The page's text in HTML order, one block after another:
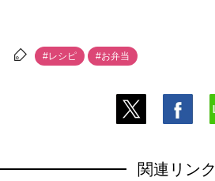
#レシピ #お弁当
関連リンク